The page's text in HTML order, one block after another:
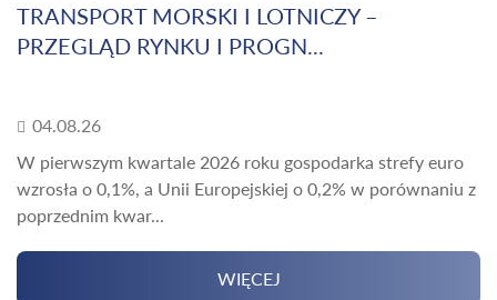
TRANSPORT MORSKI I LOTNICZY –
PRZEGLĄD RYNKU I PROGN...
04.08.26
W pierwszym kwartale 2026 roku gospodarka strefy euro
wzrosła o 0,1%, a Unii Europejskiej o 0,2% w porównaniu z
poprzednim kwar...
WIĘCEJ